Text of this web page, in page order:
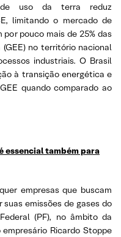
de uso da terra reduz
limitando o mercado de
pouco mais de 25% das
no território nacional
industriais. O Brasil
à transição energética e
quando comparado ao
essencial também para
empresas que buscam
emissões de gases do
(PF), no âmbito da
Ricardo Stoppe